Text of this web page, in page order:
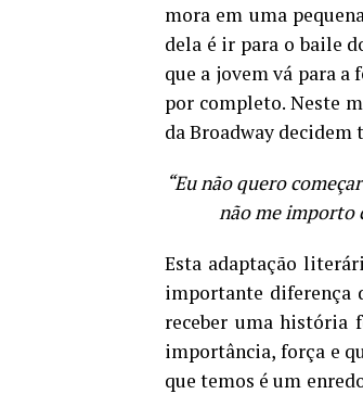
mora em uma
dela é ir para o baile
que a jovem vá para a
por completo. Neste
da Broadway decidem
“Eu não quero
não me importo
Esta adaptação
importante diferença
receber uma história
importância, força e
que temos é um